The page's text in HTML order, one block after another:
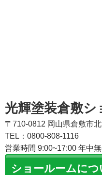
光輝塗装倉敷シ
〒710-0812 岡山県倉敷市
TEL：0800-808-1116
営業時間 9:00~17:00 年中
ショールームに